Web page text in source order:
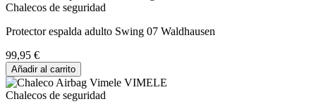
Chalecos de seguridad
Protector espalda adulto Swing 07 Waldhausen
99,95 €
Añadir al carrito
Chalecos de seguridad